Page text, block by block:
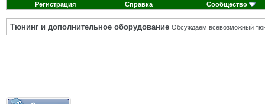
Регистрация Справка Сообщество
Тюнинг и дополнительное оборудование Обсуждаем всевозможный